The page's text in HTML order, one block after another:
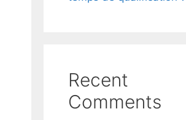
Recent
Comments